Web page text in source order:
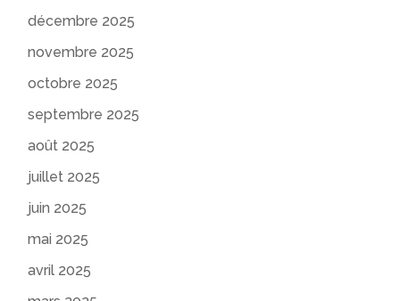
décembre 2025
novembre 2025
octobre 2025
septembre 2025
août 2025
juillet 2025
juin 2025
mai 2025
avril 2025